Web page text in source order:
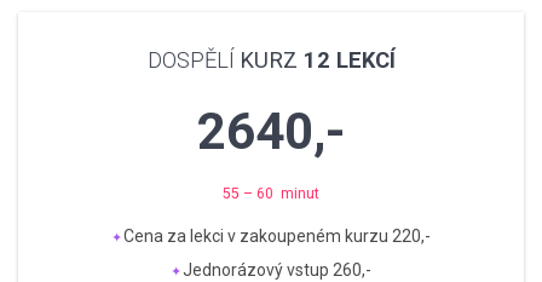
DOSPĚLÍ KURZ 12 LEKCÍ
2640,-
55 – 60 minut
Cena za lekci v zakoupeném kurzu 220,-
Jednorázový vstup 260,-